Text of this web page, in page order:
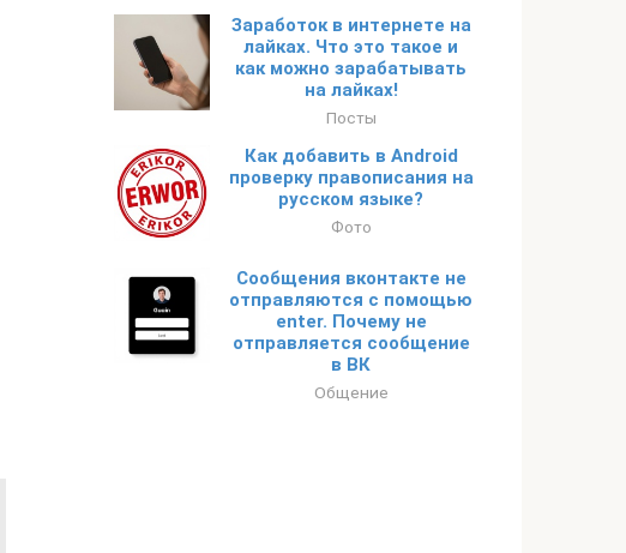
Заработок в интернете на
лайках. Что это такое и
как можно зарабатывать
на лайках!
Посты
Как добавить в Android
проверку правописания на
русском языке?
Фото
Сообщения вконтакте не
отправляются с помощью
enter. Почему не
отправляется сообщение
в ВК
Общение